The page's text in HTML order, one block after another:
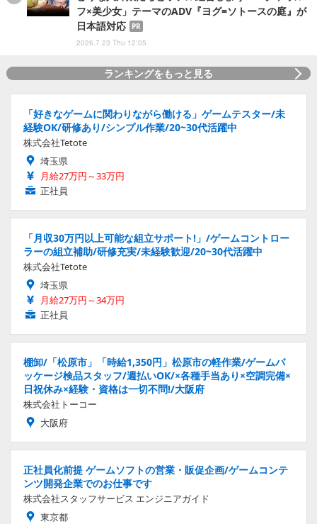
フ×美少女」テーマのADV『ヨグ=ソトースの庭』が
日本語対応
PR
2026.7.23 Thu 12:05
ランキングをもっと見る
「好きなゲームに関わりながら働ける」ゲームテスター/未
経験OK/研修あり/シンプル作業/20~30代活躍中
株式会社Tetote
埼玉県
月給27万円～33万円
正社員
「月収30万円以上可能な組立サポート!」/ゲームコントロー
ラーの組立補助/研修充実/未経験歓迎/20~30代活躍中
株式会社Tetote
埼玉県
月給27万円～34万円
正社員
棚卸/「松原市」「時給1,350円」松原市の軽作業/ゲームパ
ッケージ検品スタッフ/週払いOK/×各種手当あり×空調完備×
日祝休み×経験・資格は一切不問!/大阪府
株式会社トーコー
大阪府
正社員化前提 ゲームソフトの営業・販促企画/ゲームコンテ
ンツ開発企業でのお仕事です
株式会社スタッフサービス エンジニアガイド
東京都